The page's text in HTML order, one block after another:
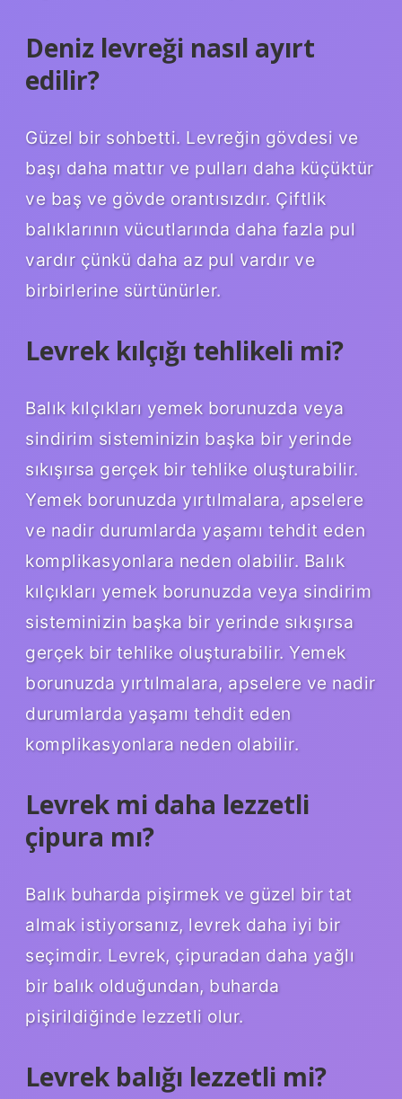
Deniz levreği nasıl ayırt
edilir?
Güzel bir sohbetti. Levreğin gövdesi ve
başı daha mattır ve pulları daha küçüktür
ve baş ve gövde orantısızdır. Çiftlik
balıklarının vücutlarında daha fazla pul
vardır çünkü daha az pul vardır ve
birbirlerine sürtünürler.
Levrek kılçığı tehlikeli mi?
Balık kılçıkları yemek borunuzda veya
sindirim sisteminizin başka bir yerinde
sıkışırsa gerçek bir tehlike oluşturabilir.
Yemek borunuzda yırtılmalara, apselere
ve nadir durumlarda yaşamı tehdit eden
komplikasyonlara neden olabilir. Balık
kılçıkları yemek borunuzda veya sindirim
sisteminizin başka bir yerinde sıkışırsa
gerçek bir tehlike oluşturabilir. Yemek
borunuzda yırtılmalara, apselere ve nadir
durumlarda yaşamı tehdit eden
komplikasyonlara neden olabilir.
Levrek mi daha lezzetli
çipura mı?
Balık buharda pişirmek ve güzel bir tat
almak istiyorsanız, levrek daha iyi bir
seçimdir. Levrek, çipuradan daha yağlı
bir balık olduğundan, buharda
pişirildiğinde lezzetli olur.
Levrek balığı lezzetli mi?